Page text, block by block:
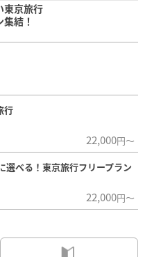
東京旅行
結！
行
22,000円～
選べる！東京旅行フリープラン
22,000円～